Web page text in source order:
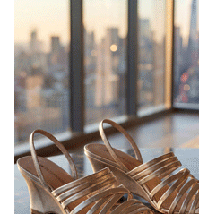
Bubble
Популярный силуэт
соответствует
сникерины (гибридный
кроссовок обтекаемой
Но в модели Miu Miu
05.08.2026 3460